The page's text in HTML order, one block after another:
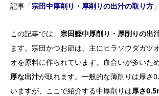
記事「宗田中厚削り・厚削りの出汁の取り方
この記事では、 宗田鰹中厚削り・厚削りの出
ます。宗田かつお節は、主にヒラソウダガツ
オを原料に作られています。血合いが多いため
厚な出汁が取れます。一般的な薄削りは厚さ
いますが、ここで紹介する中厚削りは厚さ